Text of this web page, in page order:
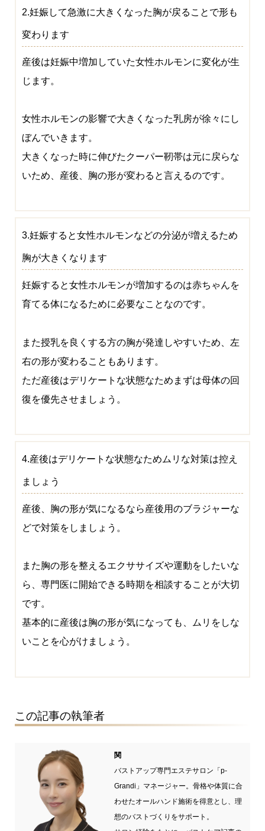
2.妊娠して急激に大きくなった胸が戻ることで形も
変わります
産後は妊娠中増加していた女性ホルモンに変化が生
じます。
女性ホルモンの影響で大きくなった乳房が徐々にし
ぼんでいきます。
大きくなった時に伸びたクーパー靭帯は元に戻らな
いため、産後、胸の形が変わると言えるのです。
3.妊娠すると女性ホルモンなどの分泌が増えるため
胸が大きくなります
妊娠すると女性ホルモンが増加するのは赤ちゃんを
育てる体になるために必要なことなのです。
また授乳を良くする方の胸が発達しやすいため、左
右の形が変わることもあります。
ただ産後はデリケートな状態なためまずは母体の回
復を優先させましょう。
4.産後はデリケートな状態なためムリな対策は控え
ましょう
産後、胸の形が気になるなら産後用のブラジャーな
どで対策をしましょう。
また胸の形を整えるエクササイズや運動をしたいな
ら、専門医に開始できる時期を相談することが大切
です。
基本的に産後は胸の形が気になっても、ムリをしな
いことを心がけましょう。
この記事の執筆者
関
バストアップ専門エステサロン「p-
Grandi」マネージャー。骨格や体質に合
わせたオールハンド施術を得意とし、理
想のバストづくりをサポート。